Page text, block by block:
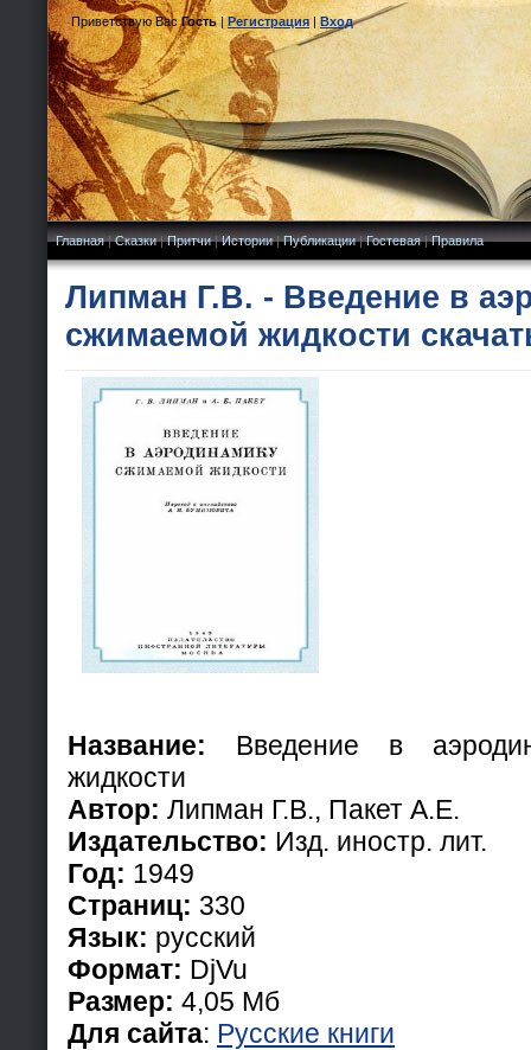
Приветствую Вас Гость|Регистрация|Вход
Главная|Сказки|Притчи|Истории|Публикации|Гостевая|Правила
Липман Г.В. - Введение в
сжимаемой жидкости
Название: Введение в
жидкости
Автор: Липман Г.В., Пакет А.Е.
Издательство: Изд. иностр. лит.
Год: 1949
Страниц: 330
Язык: русский
Формат: DjVu
Размер: 4,05 Мб
Для сайта: Русские книги